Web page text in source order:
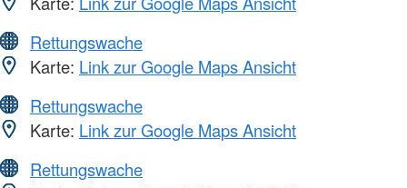
Rettungswache
Karte: Link zur Google Maps Ansicht
Rettungswache
Karte: Link zur Google Maps Ansicht
Rettungswache